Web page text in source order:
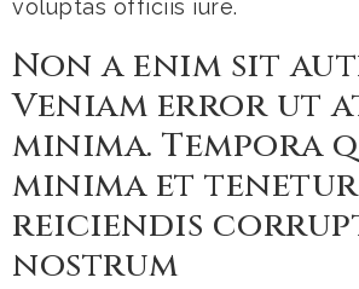
voluptas officiis iure.
Non a enim sit
Veniam error ut
minima. Tempora
minima et tenetur
reiciendis
nostrum